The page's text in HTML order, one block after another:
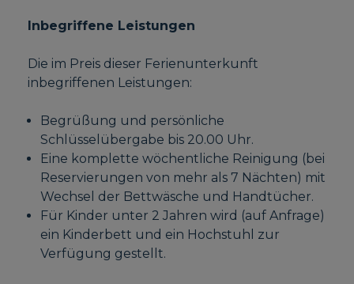
Inbegriffene Leistungen
Die im Preis dieser Ferienunterkunft
inbegriffenen Leistungen:
Begrüßung und persönliche
Schlüsselübergabe bis 20.00 Uhr.
Eine komplette wöchentliche Reinigung (bei
Reservierungen von mehr als 7 Nächten) mit
Wechsel der Bettwäsche und Handtücher.
Für Kinder unter 2 Jahren wird (auf Anfrage)
ein Kinderbett und ein Hochstuhl zur
Verfügung gestellt.